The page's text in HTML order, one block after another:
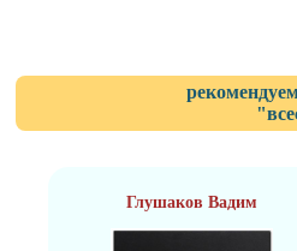
Глушаков Вадим